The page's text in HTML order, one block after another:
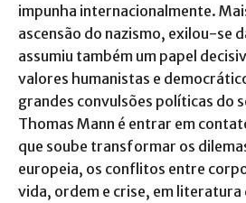
impunha internacionalmente.
ascensão do nazismo, exilou-se
assumiu também um papel
valores humanistas e
grandes convulsões políticas do
Thomas Mann é entrar em
que soube transformar os
europeia, os conflitos entre
vida, ordem e crise, em literatura